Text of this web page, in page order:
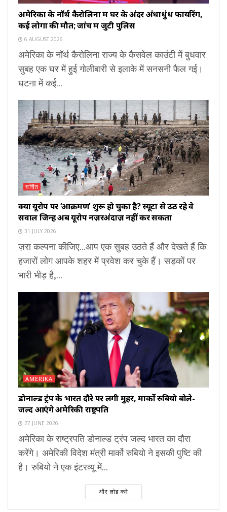
अमेरिका के नॉर्थ कैरोलिना में घर के अंदर अंधाधुंध फायरिंग,
कई लोगों की मौत; जांच में जुटी पुलिस
6 AUGUST 2026
अमेरिका के नॉर्थ कैरोलिना राज्य के कैसवेल काउंटी में बुधवार
सुबह एक घर में हुई गोलीबारी से इलाके में सनसनी फैल गई।
घटना में कई...
चर्चित
क्या यूरोप पर ‘आक्रमण’ शुरू हो चुका है? स्यूटा से उठ रहे वे
सवाल जिन्हें अब यूरोप नज़रअंदाज़ नहीं कर सकता
31 JULY 2026
ज़रा कल्पना कीजिए...आप एक सुबह उठते हैं और देखते हैं कि
हजारों लोग आपके शहर में प्रवेश कर चुके हैं। सड़कों पर
भारी भीड़ है,...
AMERIKA
डोनाल्ड ट्रंप के भारत दौरे पर लगी मुहर, मार्को रुबियो बोले-
जल्द आएंगे अमेरिकी राष्ट्रपति
27 JUNE 2026
अमेरिका के राष्ट्रपति डोनाल्ड ट्रंप जल्द भारत का दौरा
करेंगे। अमेरिकी विदेश मंत्री मार्को रुबियो ने इसकी पुष्टि की
है। रुबियो ने एक इंटरव्यू में...
और लोड करें